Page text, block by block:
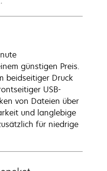
günstigen Preis.
beidseitiger Druck
USB-
von Dateien über
und langlebige
für niedrige